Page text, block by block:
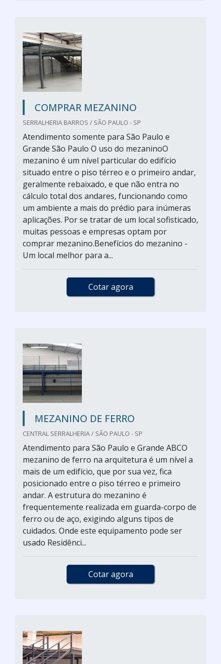
COMPRAR MEZANINO
SERRALHERIA BARROS / SÃO PAULO - SP
Atendimento somente para São Paulo e
Grande São Paulo O uso do mezaninoO
mezanino é um nível particular do edifício
situado entre o piso térreo e o primeiro andar,
geralmente rebaixado, e que não entra no
cálculo total dos andares, funcionando como
um ambiente a mais do prédio para inúmeras
aplicações. Por se tratar de um local sofisticado,
muitas pessoas e empresas optam por
comprar mezanino.Benefícios do mezanino -
Um local melhor para a...
Cotar agora
MEZANINO DE FERRO
CENTRAL SERRALHERIA / SÃO PAULO - SP
Atendimento para São Paulo e Grande ABCO
mezanino de ferro na arquitetura é um nível a
mais de um edifício, que por sua vez, fica
posicionado entre o piso térreo e primeiro
andar. A estrutura do mezanino é
frequentemente realizada em guarda-corpo de
ferro ou de aço, exigindo alguns tipos de
cuidados. Onde este equipamento pode ser
usado Residênci...
Cotar agora